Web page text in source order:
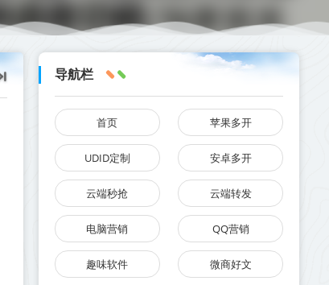
导航栏
首页 苹果多开
UDID定制 安卓多开
云端秒抢 云端转发
电脑营销 QQ营销
趣味软件 微商好文